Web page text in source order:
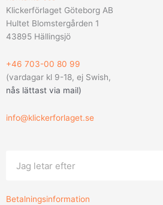
Klickerförlaget Göteborg AB
Hultet Blomstergården 1
43895 Hällingsjö
+46 703-00 80 99
(vardagar kl 9-18, ej Swish,
nås lättast via mail)
info@klickerforlaget.se
Betalningsinformation